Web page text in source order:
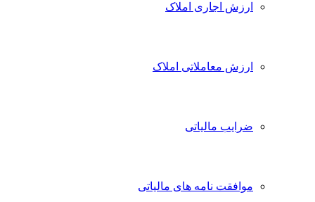
ارزش اجاری املاک
ارزش معاملاتی املاک
ضرایب مالیاتی
موافقت نامه های مالیاتی